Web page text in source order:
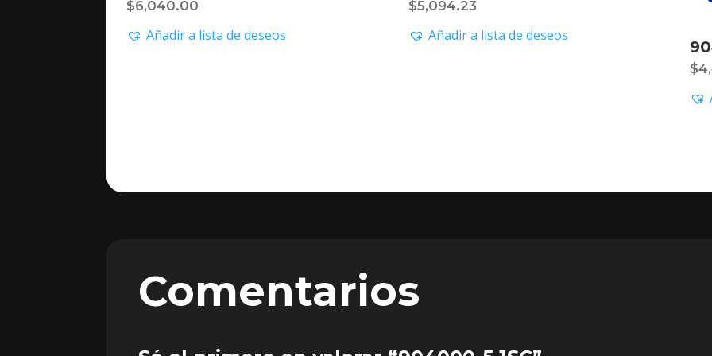
$6,040.00
Añadir a lista de deseos
$5,094.23
Añadir a lista de deseos
$
Comentarios